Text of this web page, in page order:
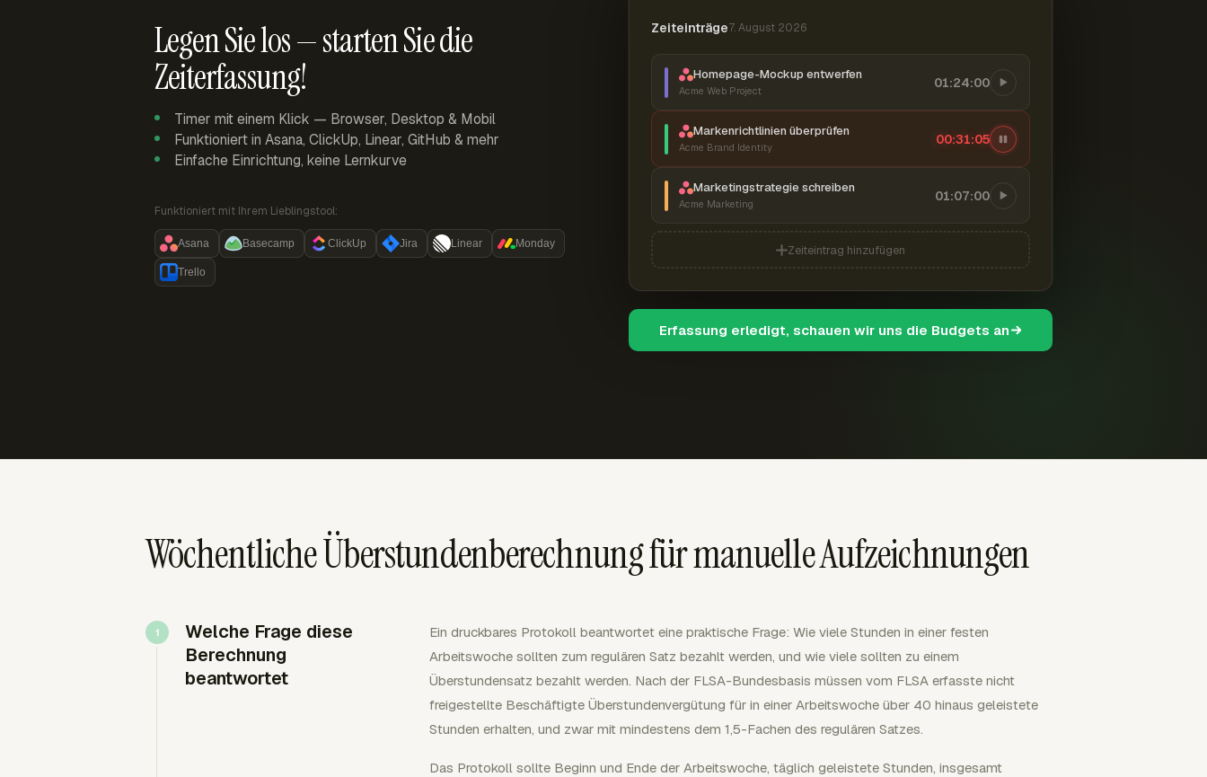
Legen Sie los — starten Sie die
Zeiterfassung!
Timer mit einem Klick — Browser, Desktop & Mobil
Funktioniert in Asana, ClickUp, Linear, GitHub & mehr
Einfache Einrichtung, keine Lernkurve
Funktioniert mit Ihrem Lieblingstool:
Asana Basecamp ClickUp Jira Linear Monday
Trello
Zeiteinträge7. August 2026
Homepage-Mockup entwerfen
Acme Web Project
01:24:00
Markenrichtlinien überprüfen
Acme Brand Identity
00:31:06
Marketingstrategie schreiben
Acme Marketing
01:07:00
Zeiteintrag hinzufügen
Erfassung erledigt, schauen wir uns die Budgets an
Wöchentliche Überstundenberechnung für manuelle Aufzeichnungen
Welche Frage diese
Berechnung
beantwortet
Ein druckbares Protokoll beantwortet eine praktische Frage: Wie viele Stunden in einer festen
Arbeitswoche sollten zum regulären Satz bezahlt werden, und wie viele sollten zu einem
Überstundensatz bezahlt werden. Nach der FLSA-Bundesbasis müssen vom FLSA erfasste nicht
freigestellte Beschäftigte Überstundenvergütung für in einer Arbeitswoche über 40 hinaus geleistete
Stunden erhalten, und zwar mit mindestens dem 1,5-Fachen des regulären Satzes.
Das Protokoll sollte Beginn und Ende der Arbeitswoche, täglich geleistete Stunden, insgesamt